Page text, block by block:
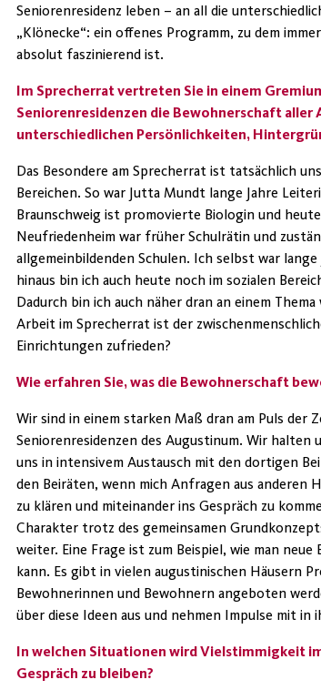
Seniorenresidenz leben – an all die
„Klönecke“: ein offenes Programm, zu dem
absolut faszinierend ist.
Im Sprecherrat vertreten Sie in einem
Seniorenresidenzen die Bewohnerschaft aller
unterschiedlichen Persönlichkeiten,
Das Besondere am Sprecherrat ist tatsächlich
Bereichen. So war Jutta Mundt lange Jahre
Braunschweig ist promovierte Biologin und
Neufriedenheim war früher Schulrätin und
allgemeinbildenden Schulen. Ich selbst war
hinaus bin ich auch heute noch im sozialen
Dadurch bin ich auch näher dran an einem
Arbeit im Sprecherrat ist der
Einrichtungen zufrieden?
Wie erfahren Sie, was die Bewohnerschaft
Wir sind in einem starken Maß dran am Puls
Seniorenresidenzen des Augustinum. Wir halten
uns in intensivem Austausch mit den dortigen
den Beiräten, wenn mich Anfragen aus anderen
zu klären und miteinander ins Gespräch zu
Charakter trotz des gemeinsamen
weiter. Eine Frage ist zum Beispiel, wie man
kann. Es gibt in vielen augustinischen Häusern
Bewohnerinnen und Bewohnern angeboten
über diese Ideen aus und nehmen Impulse mit in
In welchen Situationen wird Vielstimmigkeit
Gespräch zu bleiben?